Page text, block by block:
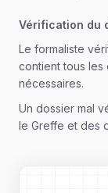
Vérification du
Le formaliste
contient tous les
nécessaires.
Un dossier mal
le Greffe et des